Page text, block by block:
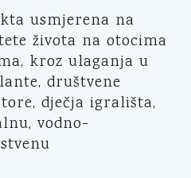
usmjerena na
života na otocima
kroz ulaganja u
društvene
dječja igrališta,
vodno-